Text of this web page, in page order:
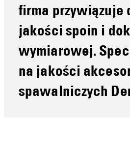
firma przywiązuje
jakości spoin i
wymiarowej.
na jakości
spawalniczych